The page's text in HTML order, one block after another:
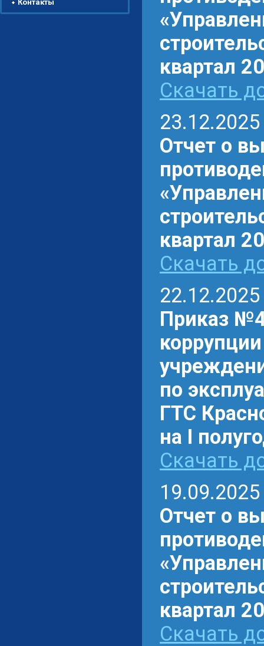
Контакты
квартал
Скачать
23.12.2025
Отчет о
квартал
Скачать
22.12.2025
Приказ
по
ГТС
на I
Скачать
19.09.2025
Отчет о
квартал
Скачать